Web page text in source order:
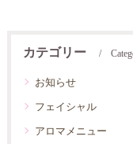
カテゴリー
お知らせ
フェイシャル
アロマメニュー